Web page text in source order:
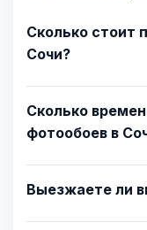
Сколько стоит
Сочи?
Сколько
фотообоев в
Выезжаете ли